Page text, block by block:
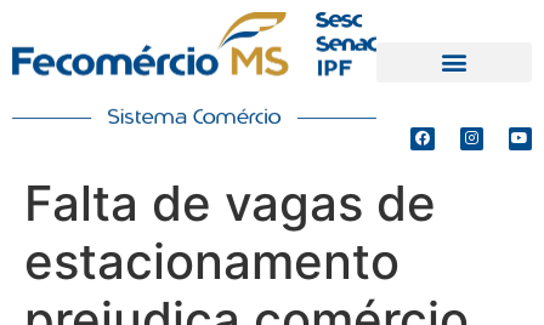
Falta de vagas de
estacionamento